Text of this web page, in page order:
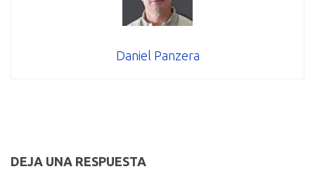
Daniel Panzera
DEJA UNA RESPUESTA